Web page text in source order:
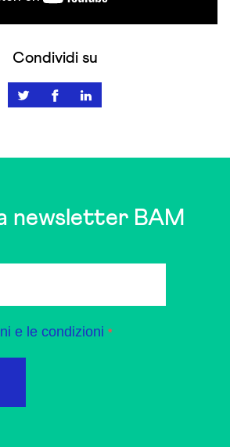
Condividi su
newsletter BAM
e le condizioni